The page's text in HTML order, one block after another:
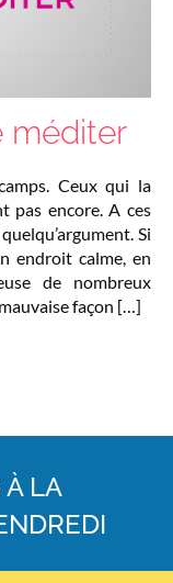
méditer
Ceux qui la
pas encore. A ces
Si
endroit calme, en
de nombreux
façon […]
À LA